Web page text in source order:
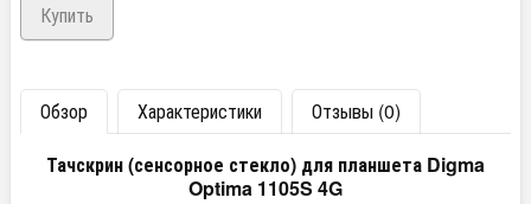
Обзор Характеристики
Отзывы (0)
Тачскрин (сенсорное стекло) для планшета Digma
Optima 1105S 4G